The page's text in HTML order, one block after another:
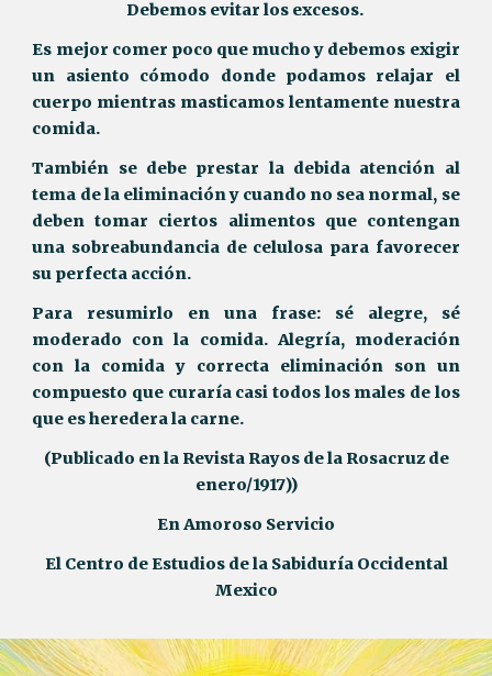
Debemos evitar los excesos.
Es mejor comer poco que mucho y debemos exigir
un asiento cómodo donde podamos relajar el
cuerpo mientras masticamos lentamente nuestra
comida.
También se debe prestar la debida atención al
tema de la eliminación y cuando no sea normal, se
deben tomar ciertos alimentos que contengan
una sobreabundancia de celulosa para favorecer
su perfecta acción.
Para resumirlo en una frase: sé alegre, sé
moderado con la comida. Alegría, moderación
con la comida y correcta eliminación son un
compuesto que curaría casi todos los males de los
que es heredera la carne.
(Publicado en la Revista Rayos de la Rosacruz de
enero/1917))
En Amoroso Servicio
El Centro de Estudios de la Sabiduría Occidental
Mexico